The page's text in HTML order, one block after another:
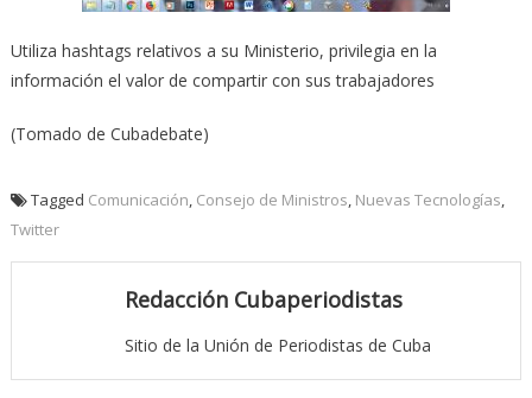
Utiliza hashtags relativos a su Ministerio, privilegia en la
información el valor de compartir con sus trabajadores
(Tomado de Cubadebate)
Tagged Comunicación, Consejo de Ministros, Nuevas Tecnologías,
Twitter
Redacción Cubaperiodistas
Sitio de la Unión de Periodistas de Cuba